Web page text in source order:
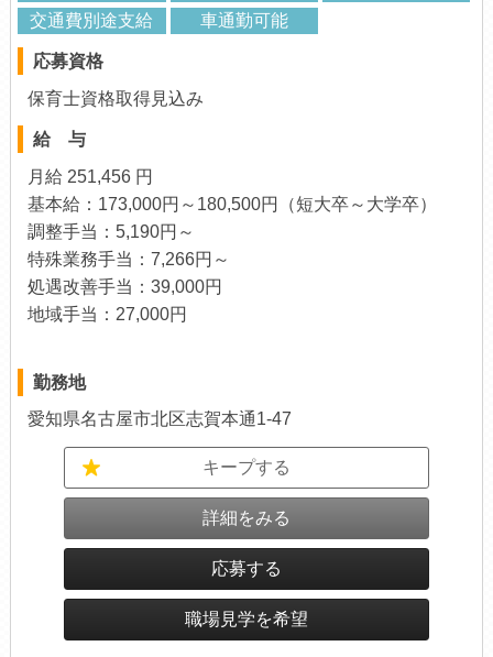
交通費別途支給
車通勤可能
応募資格
保育士資格取得見込み
給 与
月給 251,456 円
基本給：173,000円～180,500円（短大卒～大学卒）
調整手当：5,190円～
特殊業務手当：7,266円～
処遇改善手当：39,000円
地域手当：27,000円
勤務地
愛知県名古屋市北区志賀本通1-47
キープする
詳細をみる
応募する
職場見学を希望